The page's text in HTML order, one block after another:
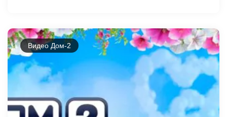
Видео Дом-2